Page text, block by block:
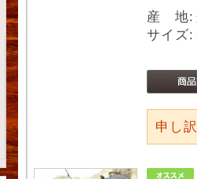
産 地:
サイ
申し